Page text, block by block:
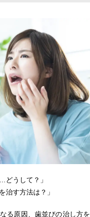
どうして？」
治す方法は？」
る原因、歯並びの治し方